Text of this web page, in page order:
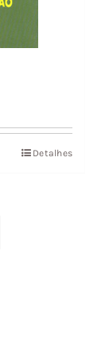
Detalhes